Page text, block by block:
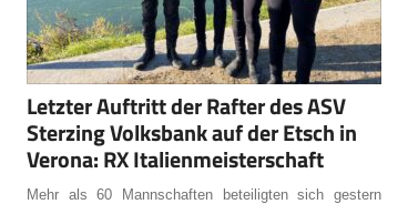
Letzter Auftritt der Rafter des ASV
Sterzing Volksbank auf der Etsch in
Verona: RX Italienmeisterschaft
Mehr als 60 Mannschaften beteiligten sich gestern